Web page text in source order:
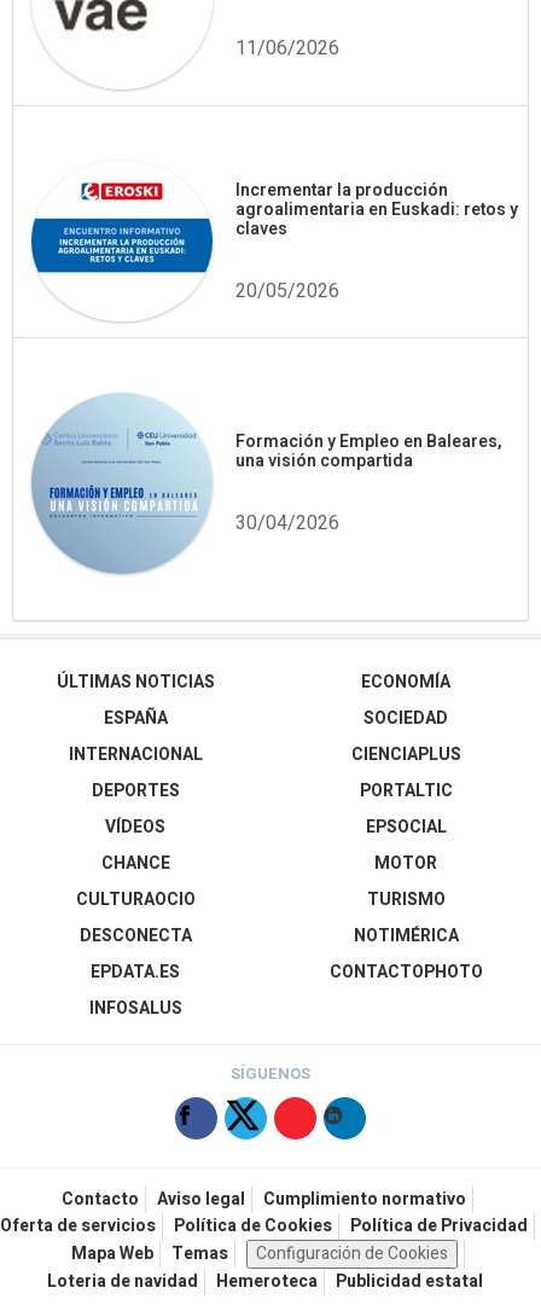
11/06/2026
Incrementar la producción
agroalimentaria en Euskadi: retos y
claves
20/05/2026
Formación y Empleo en Baleares,
una visión compartida
30/04/2026
ÚLTIMAS NOTICIAS
ESPAÑA
INTERNACIONAL
DEPORTES
VÍDEOS
ECONOMÍA
SOCIEDAD
CIENCIAPLUS
PORTALTIC
EPSOCIAL
CHANCE
CULTURAOCIO
DESCONECTA
EPDATA.ES
INFOSALUS
MOTOR
TURISMO
NOTIMÉRICA
CONTACTOPHOTO
SÍGUENOS
Contacto Aviso legal
Cumplimiento normativo
Oferta de servicios
Política de Cookies
Política de Privacidad
Mapa Web
Temas
Configuración de Cookies
Loteria de navidad
Hemeroteca Publicidad estatal